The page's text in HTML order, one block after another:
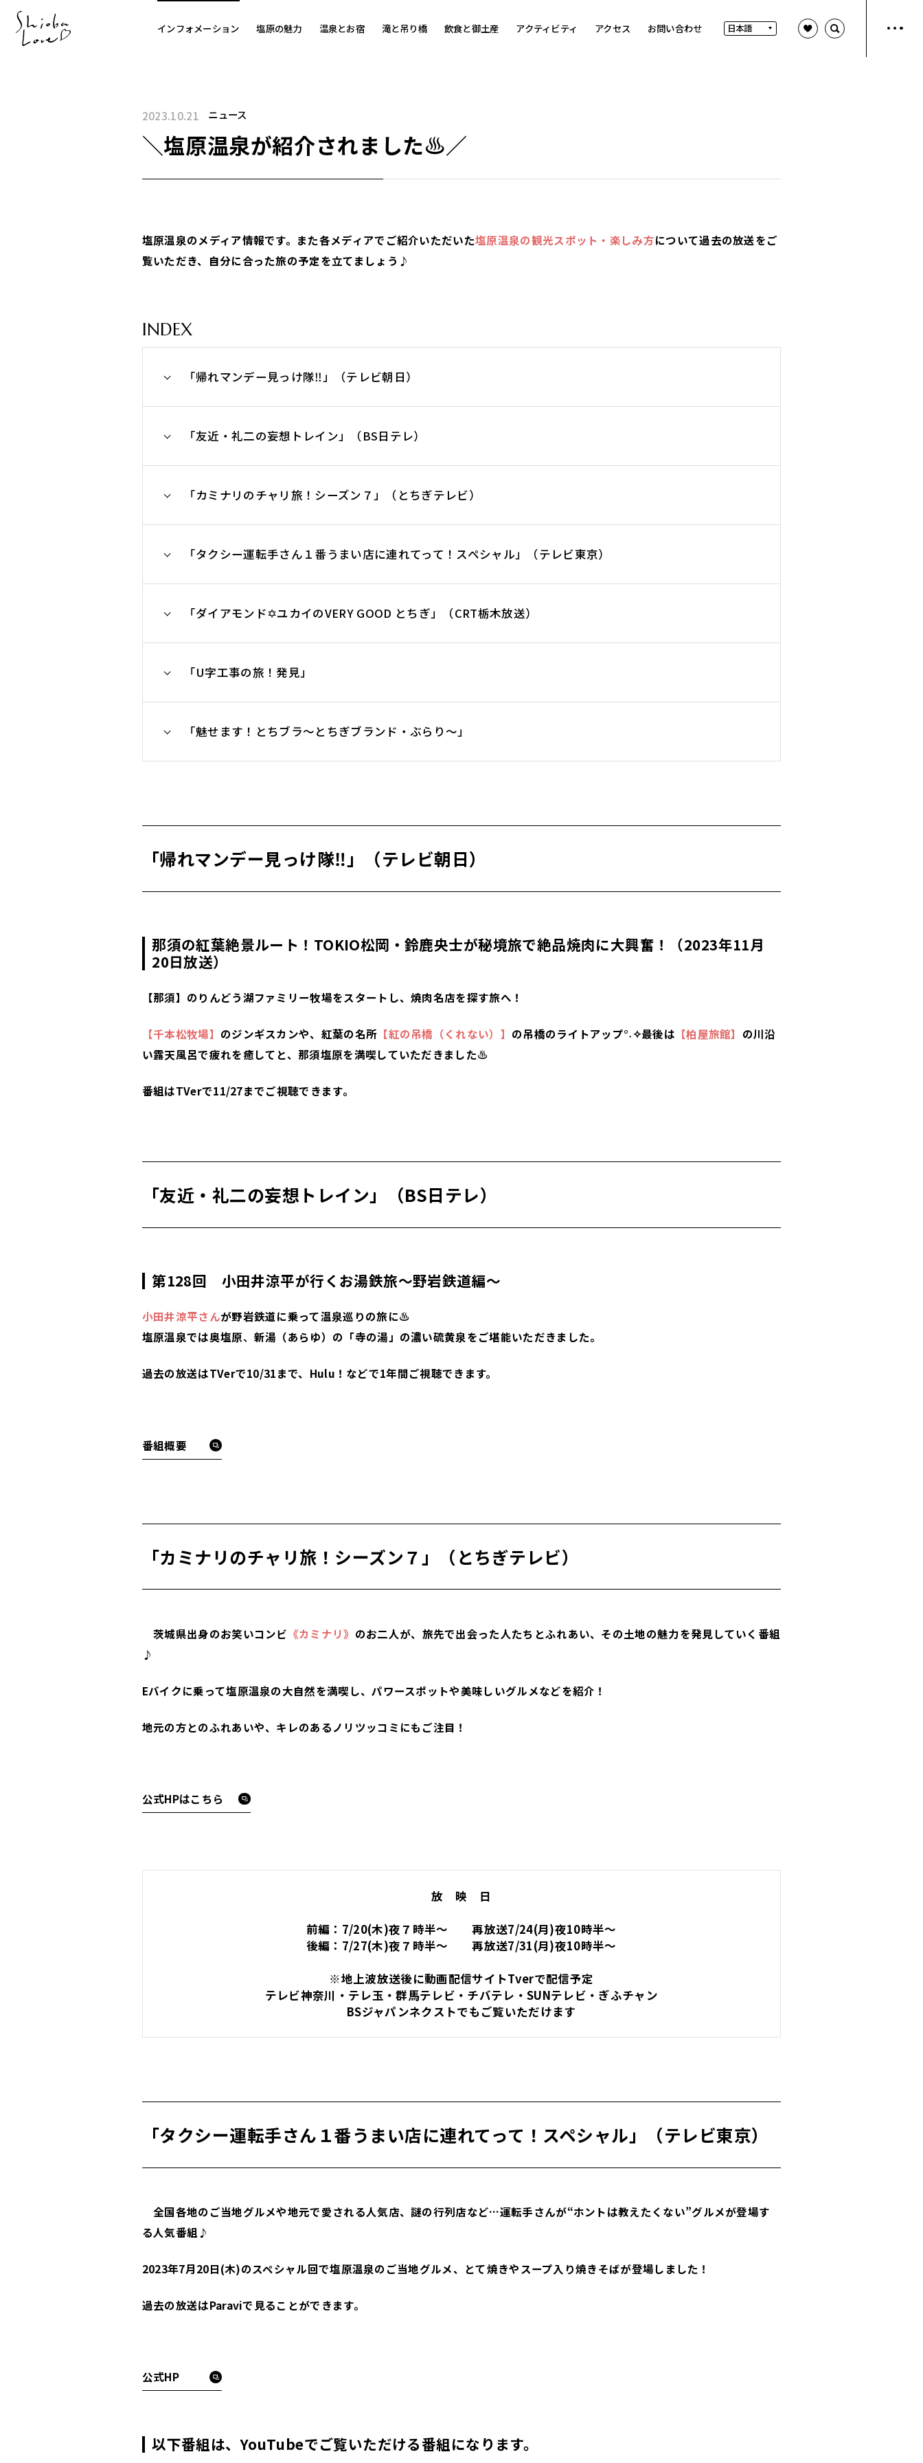
インフォメーション 塩原の魅力 温泉とお宿 滝と吊り橋 飲食と御土産 アクティビティ アクセス お問い合わせ
2023.10.21 ニュース
＼塩原温泉が紹介されました♨／
塩原温泉のメディア情報です。また各メディアでご紹介いただいた塩原温泉の観光スポット・楽しみ方について過去の放送をご
覧いただき、自分に合った旅の予定を立てましょう♪
INDEX
「帰れマンデー見っけ隊‼」（テレビ朝日）
「友近・礼二の妄想トレイン」（BS日テレ）
「カミナリのチャリ旅！シーズン７」（とちぎテレビ）
「タクシー運転手さん１番うまい店に連れてって！スペシャル」（テレビ東京）
「ダイアモンド✡ユカイのVERY GOOD とちぎ」（CRT栃木放送）
「U字工事の旅！発見」
「魅せます！とちブラ～とちぎブランド・ぶらり～」
「帰れマンデー見っけ隊‼」（テレビ朝日）
那須の紅葉絶景ルート！TOKIO松岡・鈴鹿央士が秘境旅で絶品焼肉に大興奮！（2023年11月
20日放送）
【那須】のりんどう湖ファミリー牧場をスタートし、焼肉名店を探す旅へ！
【千本松牧場】 のジンギスカンや、紅葉の名所 【紅の吊橋（くれない）】 の吊橋のライトアップ°˖✧最後は 【柏屋旅館】 の川沿
い露天風呂で疲れを癒してと、那須塩原を満喫していただきました♨
番組はTVerで11/27までご視聴できます。
「友近・礼二の妄想トレイン」（BS日テレ）
第128回 小田井涼平が行くお湯鉄旅～野岩鉄道編～
小田井涼平さんが野岩鉄道に乗って温泉巡りの旅に♨
塩原温泉では奥塩原、 新湯（あらゆ）の「寺の湯」の濃い硫黄泉をご堪能いただきました。
過去の放送はTVerで10/31まで、Hulu！などで1年間ご視聴できます。
番組概要
「カミナリのチャリ旅！シーズン７」（とちぎテレビ）
茨城県出身のお笑いコンビ 《カミナリ》 のお二人が、旅先で出会った人たちとふれあい、その土地の魅力を発見していく番組
♪
Eバイクに乗って塩原温泉の大自然を満喫し、パワースポットや美味しいグルメなどを紹介！
地元の方とのふれあいや、キレのあるノリツッコミにもご注目！
公式HPはこちら
放 映 日
前編：7/20(木)夜７時半～ 再放送7/24(月)夜10時半～
後編：7/27(木)夜７時半～
再放送7/31(月)夜10時半～
※地上波放送後に動画配信サイトTverで配信予定
テレビ神奈川・テレ玉・群馬テレビ・チバテレ・SUNテレビ・ぎふチャン
BSジャパンネクストでもご覧いただけます
「タクシー運転手さん１番うまい店に連れてって！スペシャル」（テレビ東京）
全国各地のご当地グルメや地元で愛される人気店、謎の行列店など…運転手さんが“ホントは教えたくない”グルメが登場す
る人気番組 ♪
2023年7月20日(木)のスペシャル回で塩原温泉のご当地グルメ、とて焼きやスープ入り焼きそばが登場しました！
過去の放送はParaviで見ることができます。
公式HP
以下番組は、YouTubeでご覧いただける番組になります。